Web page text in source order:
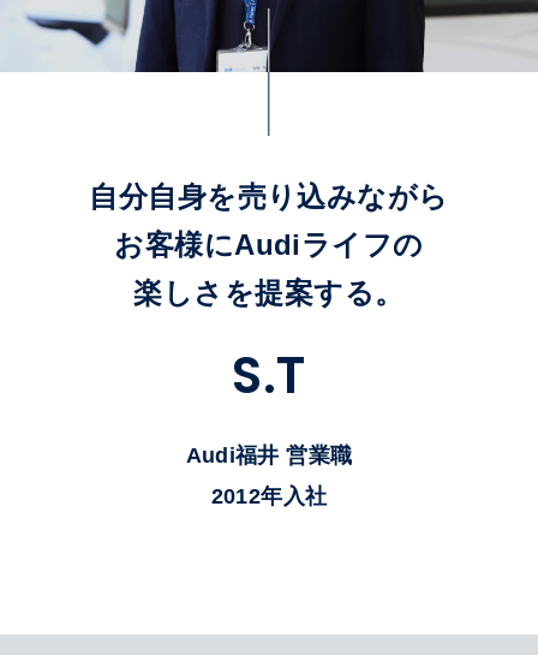
自分自身を売り込みながら
お客様にAudiライフの
楽しさを提案する。
S.T
Audi福井 営業職
2012年入社